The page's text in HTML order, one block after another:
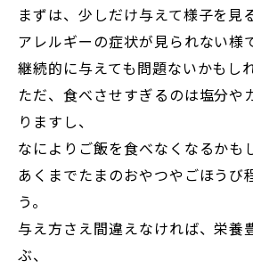
まずは、少しだけ与えて様子を見
アレルギーの症状が見られない様
継続的に与えても問題ないかもし
ただ、食べさせすぎるのは塩分や
りますし、
なによりご飯を食べなくなるかも
あくまでたまのおやつやごほうび
う。
与え方さえ間違えなければ、栄養
ぶ、